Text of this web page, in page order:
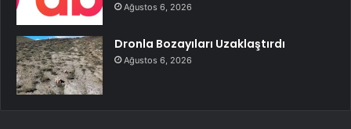
Ağustos 6, 2026
Dronla Bozayıları Uzaklaştırdı
Ağustos 6, 2026